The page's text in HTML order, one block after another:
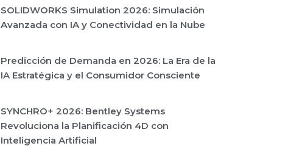
SOLIDWORKS Simulation 2026: Simulación
Avanzada con IA y Conectividad en la Nube
Predicción de Demanda en 2026: La Era de la
IA Estratégica y el Consumidor Consciente
SYNCHRO+ 2026: Bentley Systems
Revoluciona la Planificación 4D con
Inteligencia Artificial